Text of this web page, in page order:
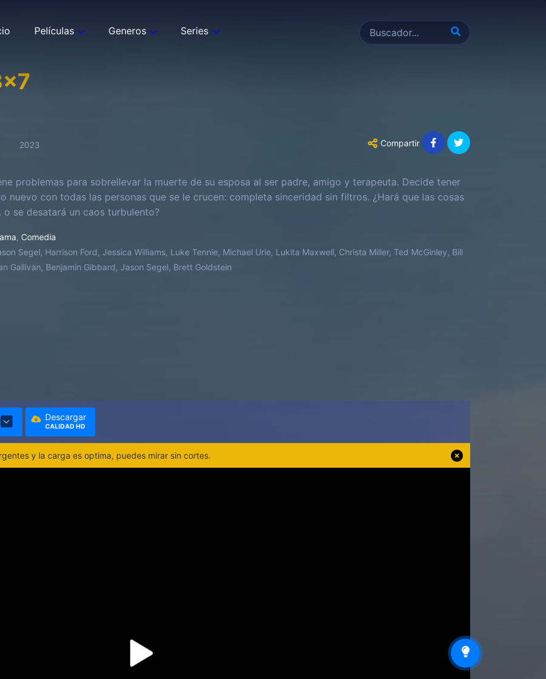
Películas Generos Series
x7
2023 Compartir
problemas para sobrellevar la muerte de su esposa al ser padre, amigo y terapeuta. Decide tener
nuevo con todas las personas que se le crucen: completa sinceridad sin filtros. ¿Hará que las cosas
o se desatará un caos turbulento?
, Comedia
Segel, Harrison Ford, Jessica Williams, Luke Tennie, Michael Urie, Lukita Maxwell, Christa Miller, Ted McGinley, Bill
Gallivan, Benjamin Gibbard, Jason Segel, Brett Goldstein
Descargar
CALIDAD HD
y la carga es optima, puedes mirar sin cortes.